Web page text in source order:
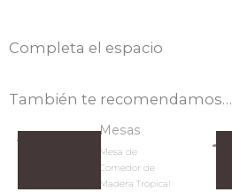
Completa el espacio
También te recomendamos…
Mesas
Mesa de
Comedor de
Madera Tropical